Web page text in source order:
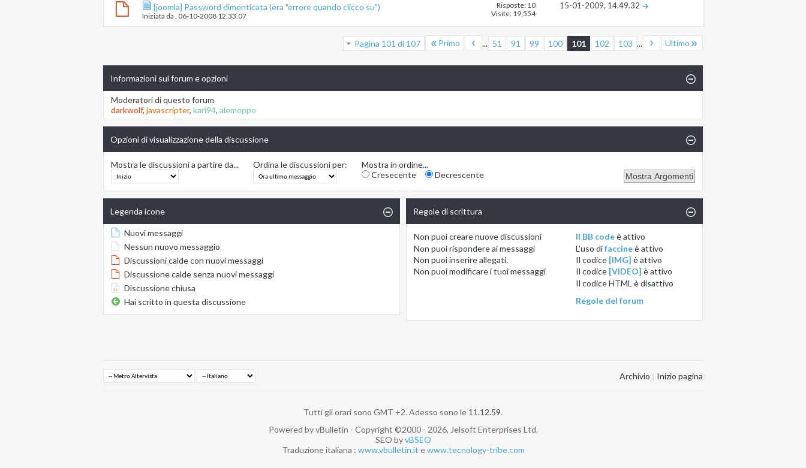
[joomla] Password dimenticata (era "errore quando clicco su")
Iniziata da ‎, 06-10-2008 12.33.07
Risposte: 10
Visite: 19,554
15-01-2009, 14.49.32
Pagina 101 di 107 Primo ... 51 91 99 100 101 102 103 ... Ultimo
Informazioni sul forum e opzioni
Moderatori di questo forum
darkwolf, javascripter, karl94, alemoppo
Opzioni di visualizzazione della discussione
Mostra le discussioni a partire da... Ordina le discussioni per:
Mostra in ordine...
Cresecente
Decrescente
Legenda icone
Nuovi messaggi
Nessun nuovo messaggio
Discussioni calde con nuovi messaggi
Discussione calde senza nuovi messaggi
Discussione chiusa
Hai scritto in questa discussione
Regole di scrittura
Non puoicreare nuove discussioni
Non puoirispondere ai messaggi
Non puoiinserire allegati.
Non puoimodificare i tuoi messaggi
Il BB codeèattivo
L'uso difaccineèattivo
Il codice [IMG] èattivo
Il codice [VIDEO] èattivo
Il codice HTML èdisattivo
Regole del forum
Archivio | Inizio pagina
Tutti gli orari sono GMT +2. Adesso sono le 11.12.59.
Powered by vBulletin - Copyright ©2000 - 2026, Jelsoft Enterprises Ltd.
SEO byvBSEO
Traduzione italiana : www.vbulletin.it ewww.tecnology-tribe.com